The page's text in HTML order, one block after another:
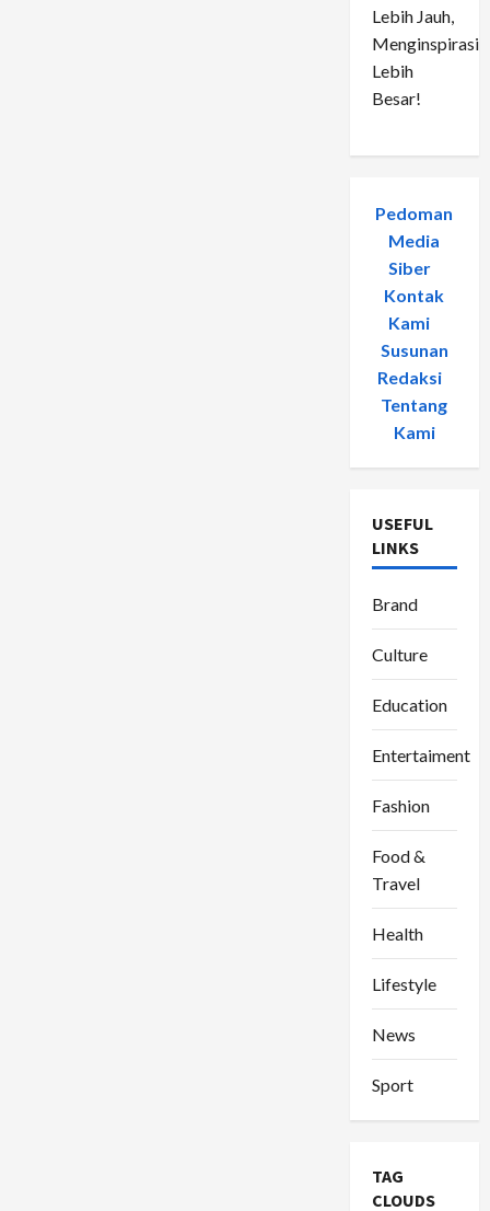
Lebih Jauh,
Menginspirasi
Lebih
Besar!
Pedoman
Media
Siber-
Kontak
Kami
Susunan
Redaksi-
Tentang
Kami
USEFUL
LINKS
Brand
Culture
Education
Entertaiment
Fashion
Food &
Travel
Health
Lifestyle
News
Sport
TAG
CLOUDS